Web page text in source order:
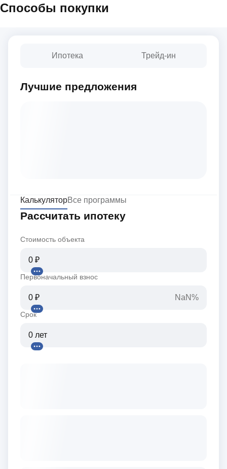
Способы покупки
Ипотека Трейд-ин
Лучшие предложения
КалькуляторВсе программы
Рассчитать ипотеку
Стоимость объекта
Первоначальный взнос
NaN%
Срок